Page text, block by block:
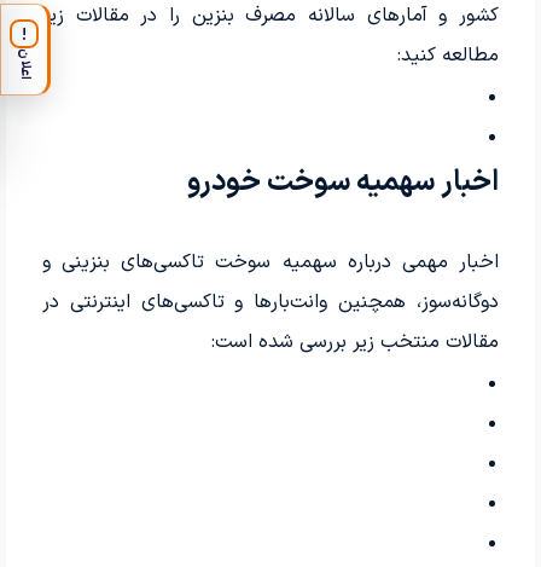
کشور و آمارهای سالانه مصرف بنزین را در مقالات زیر
مطالعه کنید:
اخبار سهمیه سوخت خودرو
اخبار مهمی درباره سهمیه سوخت تاکسی‌های بنزینی و
دوگانه‌سوز، همچنین وانت‌بارها و تاکسی‌های اینترنتی در
مقالات منتخب زیر بررسی شده است:
!
اعلان